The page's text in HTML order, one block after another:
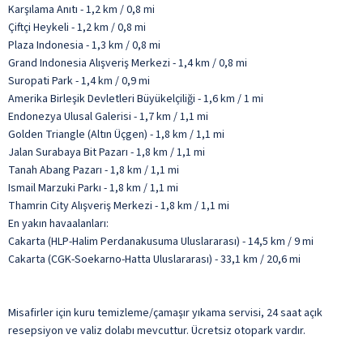
Karşılama Anıtı - 1,2 km / 0,8 mi
Çiftçi Heykeli - 1,2 km / 0,8 mi
Plaza Indonesia - 1,3 km / 0,8 mi
Grand Indonesia Alışveriş Merkezi - 1,4 km / 0,8 mi
Suropati Park - 1,4 km / 0,9 mi
Amerika Birleşik Devletleri Büyükelçiliği - 1,6 km / 1 mi
Endonezya Ulusal Galerisi - 1,7 km / 1,1 mi
Golden Triangle (Altın Üçgen) - 1,8 km / 1,1 mi
Jalan Surabaya Bit Pazarı - 1,8 km / 1,1 mi
Tanah Abang Pazarı - 1,8 km / 1,1 mi
Ismail Marzuki Parkı - 1,8 km / 1,1 mi
Thamrin City Alışveriş Merkezi - 1,8 km / 1,1 mi
En yakın havaalanları:
Cakarta (HLP-Halim Perdanakusuma Uluslararası) - 14,5 km / 9 mi
Cakarta (CGK-Soekarno-Hatta Uluslararası) - 33,1 km / 20,6 mi
Misafirler için kuru temizleme/çamaşır yıkama servisi, 24 saat açık
resepsiyon ve valiz dolabı mevcuttur. Ücretsiz otopark vardır.